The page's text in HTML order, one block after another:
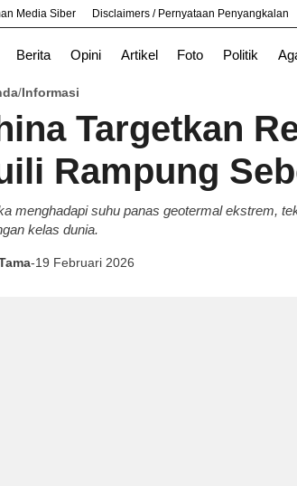
Media Siber Disclaimers / Pernyataan Penyangkalan
Berita Opini Artikel Foto Politik
Cara Ekonomi Nasional News
/Informasi
Targetkan
Rampung
menghadapi suhu panas geotermal ekstrem,
kelas dunia.
-19 Februari 2026